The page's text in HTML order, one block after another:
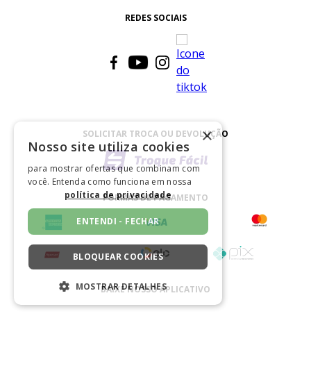
REDES SOCIAIS
SOLICITAR TROCA OU DEVOLUÇÃO
FORMAS DE PAGAMENTO
BAIXE NOSSO APLICATIVO
×
Nosso site utiliza cookies
para mostrar ofertas que combinam com
você. Entenda como funciona em nossa
política de privacidade
ENTENDI - FECHAR
BLOQUEAR COOKIES
MOSTRAR DETALHES
ESTRITAMENTE NECESSÁRIOS